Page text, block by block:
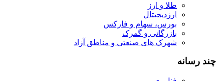
طلا و ارز
ارزدیجیتال
بورس، سهام و فارکس
بازرگانی و گمرک
شهرک های صنعتی و مناطق آزاد
چند رسانه